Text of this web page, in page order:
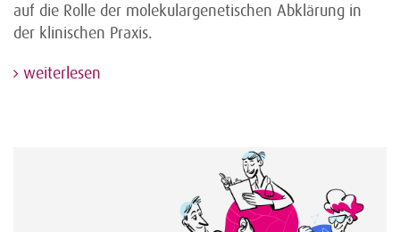
auf die Rolle der molekulargenetischen Abklärung in
der klinischen Praxis.
weiterlesen